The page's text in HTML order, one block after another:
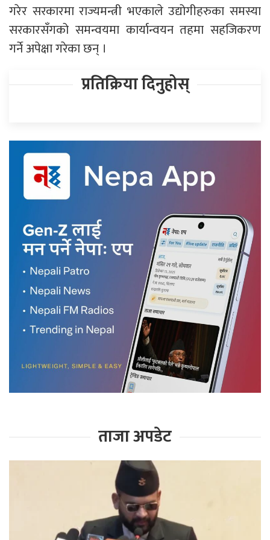
गरेर सरकारमा राज्यमन्त्री भएकाले उद्योगीहरुका समस्या
सरकारसँगको समन्वयमा कार्यान्वयन तहमा सहजिकरण
गर्ने अपेक्षा गरेका छन् ।
प्रतिक्रिया दिनुहोस्
ताजा अपडेट